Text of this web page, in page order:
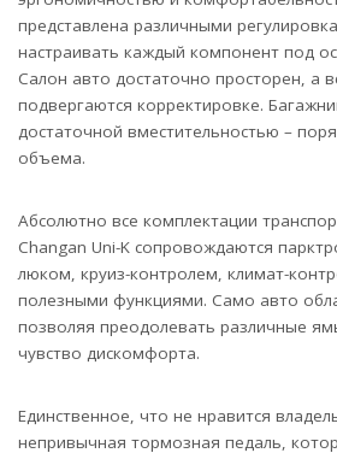
представлена различными
настраивать каждый компонент под
Салон авто достаточно просторен, а
подвергаются корректировке.
достаточной вместительностью –
объема.
Абсолютно все комплектации
Changan Uni-K сопровождаются
люком, круиз-контролем, климат-
полезными функциями. Само авто
позволяя преодолевать различные
чувство дискомфорта.
Единственное, что не нравится
непривычная тормозная педаль,